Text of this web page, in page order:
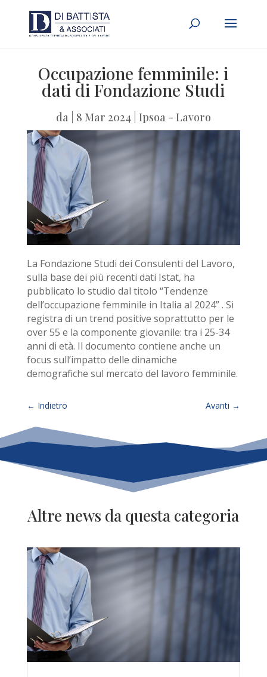
Occupazione femminile: i
dati di Fondazione Studi
da 8 Mar 2024| Ipsoa - Lavoro
La Fondazione Studi dei Consulenti del Lavoro,
sulla base dei più recenti dati Istat, ha
pubblicato lo studio dal titolo “Tendenze
dell’occupazione femminile in Italia al 2024” . Si
registra di un trend positive soprattutto per le
over 55 e la componente giovanile: tra i 25-34
anni di età. Il documento contiene anche un
focus sull’impatto delle dinamiche
demografiche sul mercato del lavoro femminile.
← Indietro Avanti →
Altre news da questa categoria